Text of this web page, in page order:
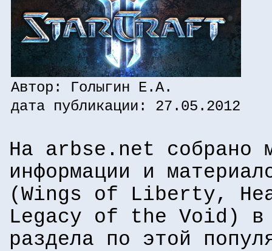
Автор: Голыгин Е.А.
дата публикации: 27.05.2012
На arbse.net собрано
информации и
(Wings of Liberty,
Legacy of the Void) в
раздела по этой